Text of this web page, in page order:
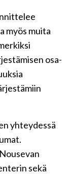
myös muita
osa-
yhteydessä
sekä